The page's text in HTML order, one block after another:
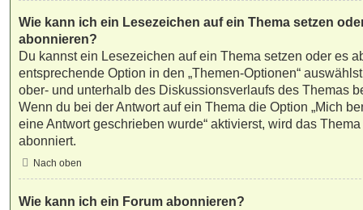
Wie kann ich ein Lesezeichen auf ein Thema setzen
abonnieren?
Du kannst ein Lesezeichen auf ein Thema setzen oder es
entsprechende Option in den „Themen-Optionen“
ober- und unterhalb des Diskussionsverlaufs des Themas
Wenn du bei der Antwort auf ein Thema die Option „Mich
eine Antwort geschrieben wurde“ aktivierst, wird das
abonniert.
Nach oben
Wie kann ich ein Forum abonnieren?